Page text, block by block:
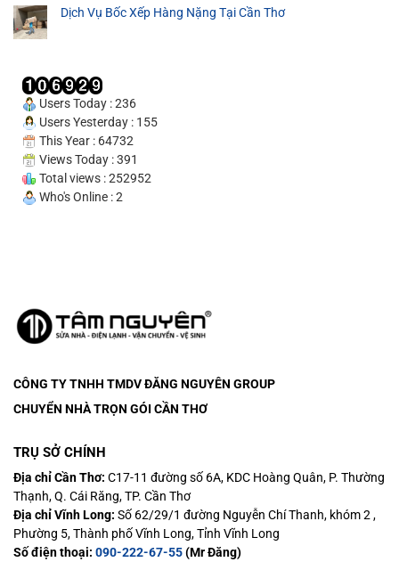
Kết
100%
Dịch Vụ Bốc Xếp Hàng Nặng Tại Cần Thơ
Users Today : 236
Users Yesterday : 155
This Year : 64732
Views Today : 391
Total views : 252952
Who's Online : 2
CÔNG TY TNHH TMDV ĐĂNG NGUYÊN GROUP
CHUYỂN NHÀ TRỌN GÓI CẦN THƠ
TRỤ SỞ CHÍNH
Địa chỉ Cần Thơ: C17-11 đường số 6A, KDC Hoàng Quân, P. Thường
Thạnh, Q. Cái Răng, TP. Cần Thơ
Địa chỉ Vĩnh Long: Số 62/29/1 đường Nguyễn Chí Thanh, khóm 2 ,
Phường 5, Thành phố Vĩnh Long, Tỉnh Vĩnh Long
Số điện thoại: 090-222-67-55(Mr Đăng)